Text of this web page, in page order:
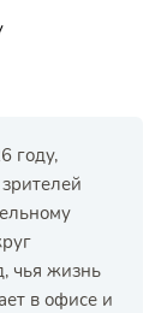
году,
чья жизнь
в офисе и